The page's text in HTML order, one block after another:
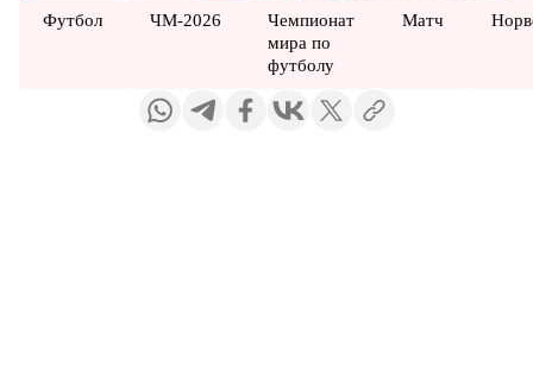
Футбол ЧМ-2026
Чемпионат
мира по
футболу
Матч